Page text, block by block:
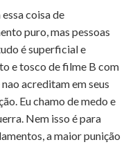
coisa de
puro, mas pessoas
é superficial e
e tosco de filme B com
acreditam em seus
Eu chamo de medo e
Nem isso é para
a maior punição